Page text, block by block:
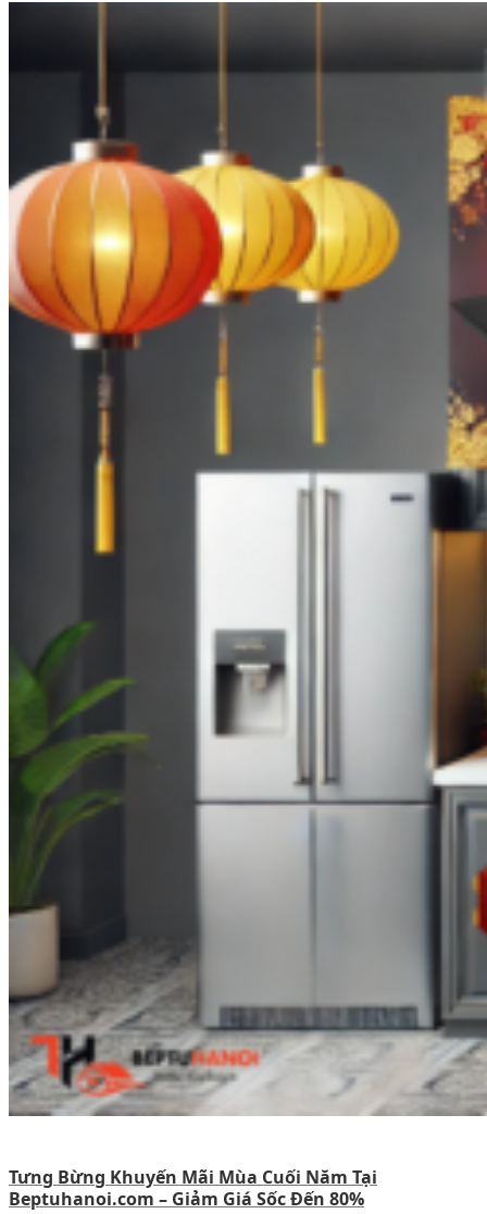
Tưng Bừng Khuyến Mãi Mùa Cuối Năm Tại
Beptuhanoi.com – Giảm Giá Sốc Đến 80%